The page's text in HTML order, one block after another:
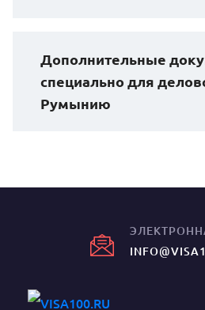
Дополнительные
специально для
Румынию